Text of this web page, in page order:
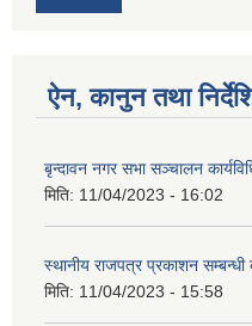
ऐन, कानुन तथा
बृन्दावन नगर सभा सञ्चालन
मिति: 11/04/2023 - 16:02
स्थानीय राजपत्र प्रकाशन
मिति: 11/04/2023 - 15:58